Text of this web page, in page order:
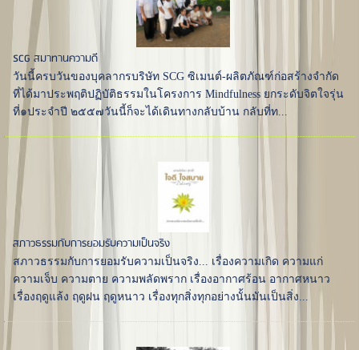
SCG สมาทานความดี
วันนี้ครบวันของบุคลากรบริษัท SCG ซิเมนต์-ผลิตภัณฑ์ก่อสร้างจำกัด
ที่ได้มาประพฤติปฏิบัติธรรมในโครงการ Mindfulness ยกระดับจิตใจรุ่น
ที่๑ประจำปี ๒๕๕๗วันนี้ก็จะได้เดินทางกลับบ้าน กลับที่ท...
สภาวธรรมกับการยอมรับความเป็นจริง
สภาวธรรมกับการยอมรับความเป็นจริง... เรื่องความเกิด ความแก่
ความเจ็บ ความตาย ความพลัดพราก เรื่องอากาศร้อน อากาศหนาว
เรื่องฤดูแล้ง ฤดูฝน ฤดูหนาว เรื่องทุกสิ่งทุกอย่างนั้นมันเป็นสิ่ง...